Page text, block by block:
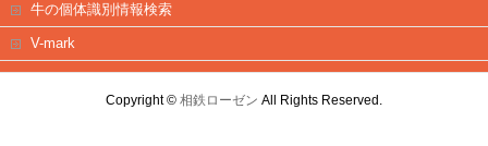
牛の個体識別情報検索
V-mark
Copyright © 相鉄ローゼン All Rights Reserved.